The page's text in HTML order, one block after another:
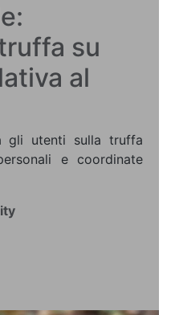
su
al
gli utenti sulla truffa
e coordinate